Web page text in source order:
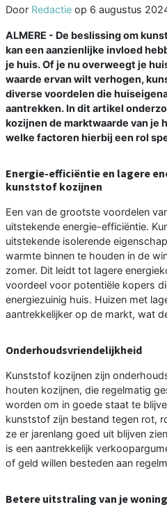
Door Redactie op 6 augustus
ALMERE - De beslissing om
kan een aanzienlijke invloed
je huis. Of je nu overweegt je
waarde ervan wilt verhogen,
diverse voordelen die
aantrekken. In dit artikel
kozijnen de marktwaarde van je
welke factoren hierbij een rol
Energie-efficiëntie en lagere
kunststof kozijnen
Een van de grootste voordelen
uitstekende energie-efficiëntie.
uitstekende isolerende
warmte binnen te houden in de
zomer. Dit leidt tot lagere
voordeel voor potentiële kopers
energiezuinig huis. Huizen met
aantrekkelijker op de markt, wat
Onderhoudsvriendelijkheid
Kunststof kozijnen zijn
houten kozijnen, die regelmatig
worden om in goede staat te
kunststof zijn bestand tegen rot,
ze er jarenlang goed uit blijven
is een aantrekkelijk
of geld willen besteden aan
Betere uitstraling van je woning